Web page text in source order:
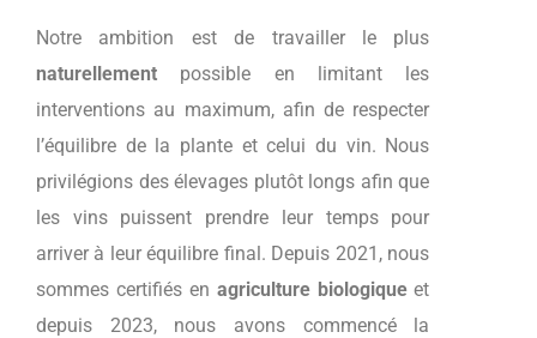
Notre ambition est de travailler le plus
naturellement possible en limitant les
interventions au maximum, afin de respecter
l’équilibre de la plante et celui du vin. Nous
privilégions des élevages plutôt longs afin que
les vins puissent prendre leur temps pour
arriver à leur équilibre final. Depuis 2021, nous
sommes certifiés en agriculture biologiqueet
depuis 2023, nous avons commencé la